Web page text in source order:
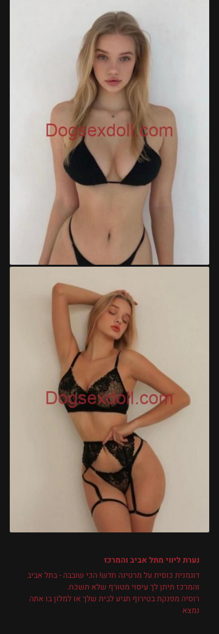
נערת ליווי מתל אביב והמרכז
דוגמנית כוסית על מרטינה חדש! הכי שובבה - בתל אביב
והמרכז תיתן לך עיסוי מטורף שלא תשכח.
רוסיה מפנקת בטירוף תגיע לבית שלך או למלון בו אתה
נמצא